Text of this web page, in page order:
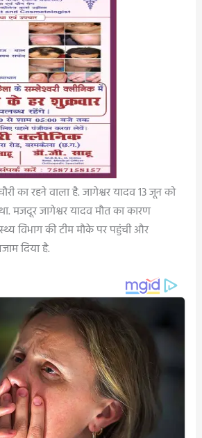
का रहने वाला है. जागेश्वर यादव 13 जून को
जागेश्वर यादव मौत का कारण
विभाग की टीम मौके पर पहुंची और
दिया है.